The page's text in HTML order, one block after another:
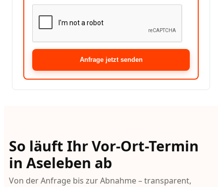
Anfrage jetzt senden
So läuft Ihr Vor-Ort-Termin
in Aseleben ab
Von der Anfrage bis zur Abnahme – transparent,